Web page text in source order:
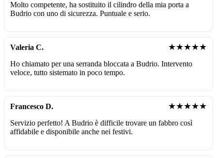
Molto competente, ha sostituito il cilindro della mia porta a
Budrio con uno di sicurezza. Puntuale e serio.
Valeria C. ★★★★★
Ho chiamato per una serranda bloccata a Budrio. Intervento
veloce, tutto sistemato in poco tempo.
Francesco D. ★★★★★
Servizio perfetto! A Budrio è difficile trovare un fabbro così
affidabile e disponibile anche nei festivi.